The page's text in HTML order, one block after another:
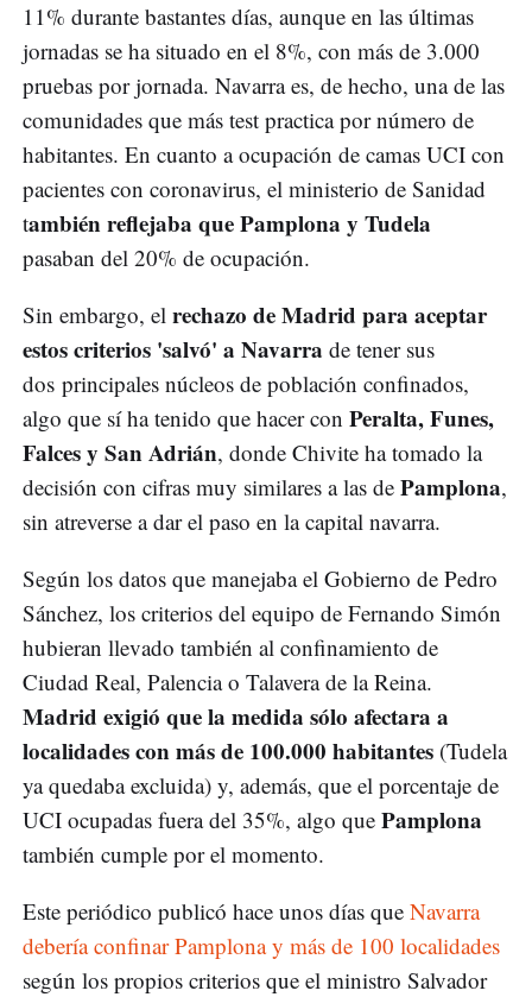
11% durante bastantes días, aunque en las últimas
jornadas se ha situado en el 8%, con más de 3.000
pruebas por jornada. Navarra es, de hecho, una de las
comunidades que más test practica por número de
habitantes. En cuanto a ocupación de camas UCI con
pacientes con coronavirus, el ministerio de Sanidad
también reflejaba que Pamplona y Tudela
pasaban del 20% de ocupación.
Sin embargo, el rechazo de Madrid para aceptar
estos criterios 'salvó' a Navarra de tener sus
dos principales núcleos de población confinados,
algo que sí ha tenido que hacer con Peralta, Funes,
Falces y San Adrián, donde Chivite ha tomado la
decisión con cifras muy similares a las de Pamplona,
sin atreverse a dar el paso en la capital navarra.
Según los datos que manejaba el Gobierno de Pedro
Sánchez, los criterios del equipo de Fernando Simón
hubieran llevado también al confinamiento de
Ciudad Real, Palencia o Talavera de la Reina.
Madrid exigió que la medida sólo afectara a
localidades con más de 100.000 habitantes (Tudela
ya quedaba excluida) y, además, que el porcentaje de
UCI ocupadas fuera del 35%, algo que Pamplona
también cumple por el momento.
Este periódico publicó hace unos días que Navarra
debería confinar Pamplona y más de 100 localidades
según los propios criterios que el ministro Salvador